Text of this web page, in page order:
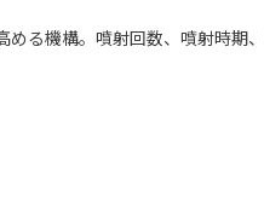
る機構。噴射回数、噴射時期